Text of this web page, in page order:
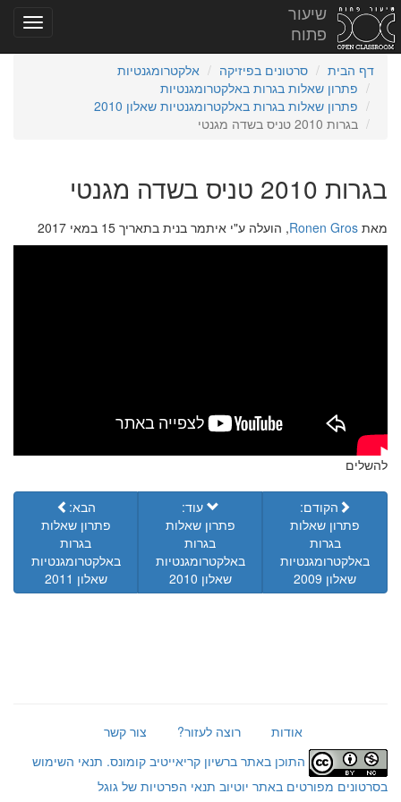
שיעור
פתוח
דף הבית סרטונים בפיזיקה
אלקטרומגנטיות
פתרון שאלות בגרות באלקטרומגנטיות
פתרון שאלות בגרות באלקטרומגנטיות שאלון 2010
בגרות 2010 טניס בשדה מגנטי
בגרות 2010 טניס בשדה מגנטי
מאת Ronen Gros, הועלה ע"י איתמר בנית בתאריך 15 במאי 2017
להשלים
הקודם:
פתרון שאלות
בגרות
באלקטרומגנטיות
שאלון 2009
עוד:
פתרון שאלות
בגרות
באלקטרומגנטיות
שאלון 2010
הבא:
פתרון שאלות
בגרות
באלקטרומגנטיות
שאלון 2011
אודות רוצה לעזור?
צור קשר
התוכן באתר ברשיון קריאייטיב קומונס. תנאי השימוש
בסרטונים מפורטים באתר יוטיוב תנאי הפרטיות של גוגל